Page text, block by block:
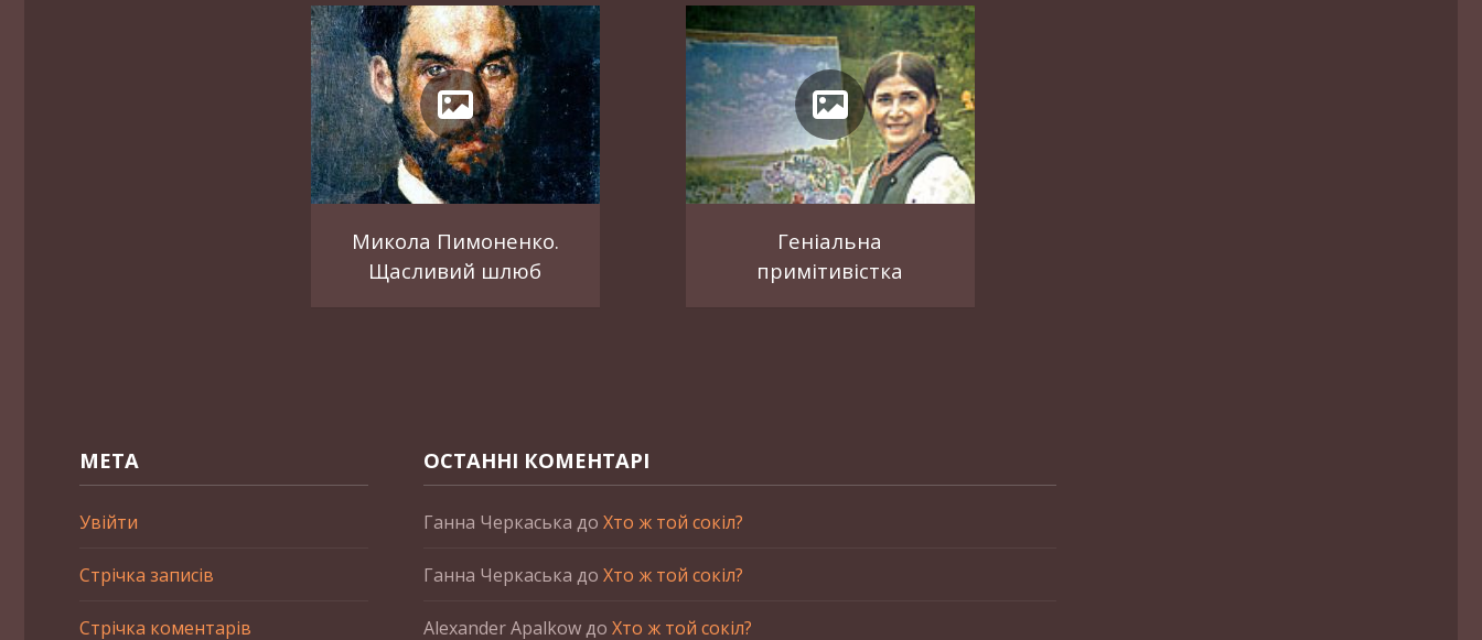
Микола Пимоненко.
Щасливий шлюб
Геніальна
примітивістка
МЕТА
Увійти
Стрічка записів
Стрічка коментарів
ОСТАННІ КОМЕНТАРІ
Ганна Черкаська до Хто ж той сокіл?
Ганна Черкаська до Хто ж той сокіл?
Alexander Apalkowдо Хто ж той сокіл?